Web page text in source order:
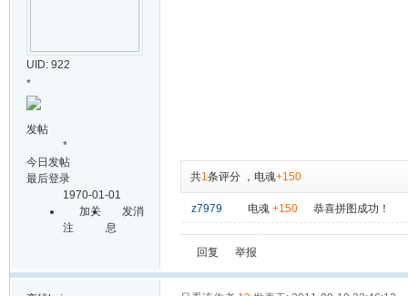
UID: 922
*
发帖
*
今日发帖
最后登录
1970-01-01
加关
注
发消
息
共1条评分 ， 电魂+150
z7979 电魂 +150 恭喜拼图成功！
回复 举报